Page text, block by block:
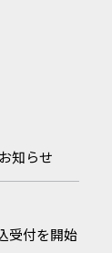
知らせ
受付を開始